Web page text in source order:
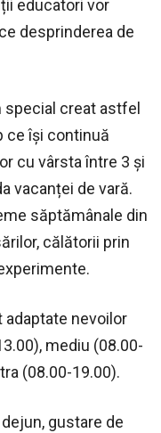
educatori vor
desprinderea de
creat astfel
ce își continuă
cu vârsta între 3 și
vacanței de vară.
săptămânale din
călătorii prin
adaptate nevoilor
mediu (08.00-
(08.00-19.00).
gustare de